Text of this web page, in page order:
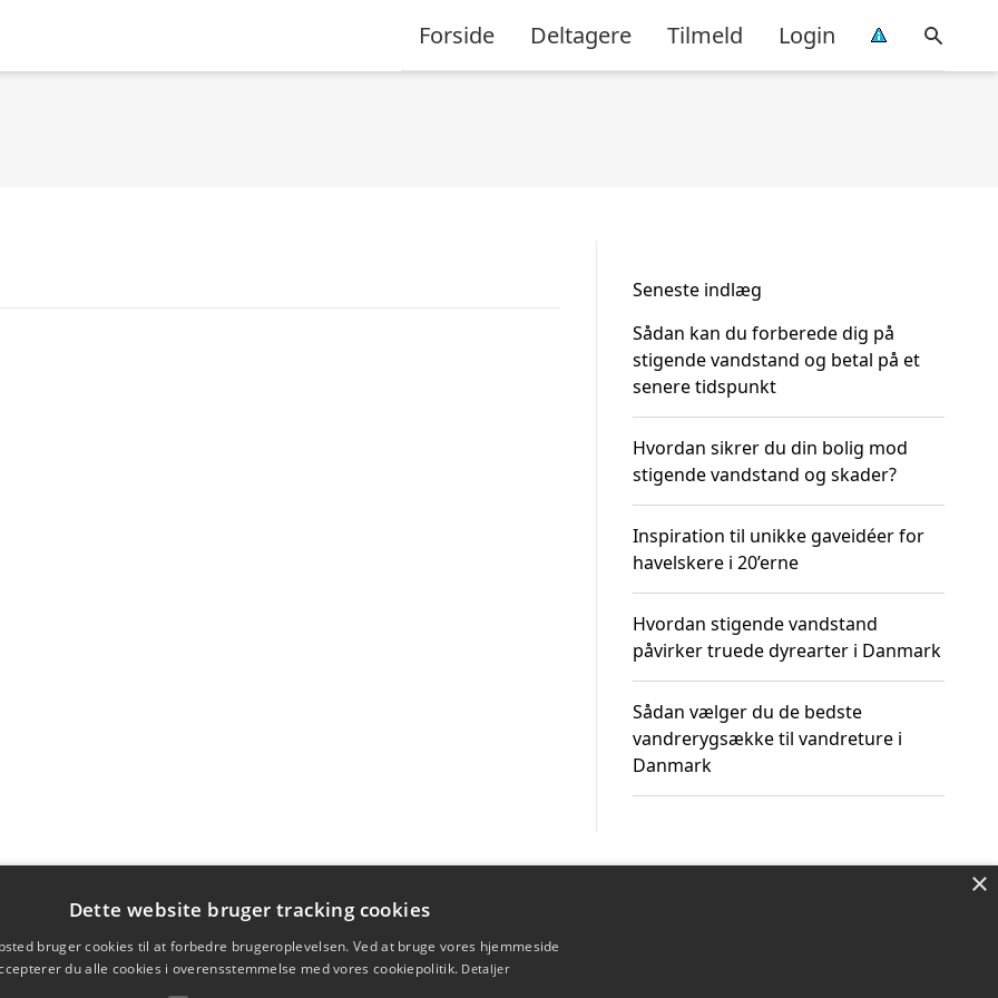
Forside Deltagere Tilmeld Login
Seneste indlæg
Sådan kan du forberede dig på
stigende vandstand og betal på et
senere tidspunkt
Hvordan sikrer du din bolig mod
stigende vandstand og skader?
Inspiration til unikke gaveidéer for
havelskere i 20’erne
Hvordan stigende vandstand
påvirker truede dyrearter i Danmark
Sådan vælger du de bedste
vandrerygsække til vandreture i
Danmark
×
Dette website bruger tracking cookies
bruger cookies til at forbedre brugeroplevelsen. Ved at bruge vores hjemmeside
du alle cookies i overensstemmelse med vores cookiepolitik. Detaljer